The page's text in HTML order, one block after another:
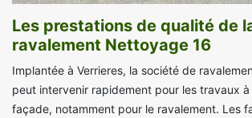
Les prestations de qualité de
ravalement Nettoyage 16
Implantée à Verrieres, la société de
peut intervenir rapidement pour les travaux
façade, notamment pour le ravalement. Les